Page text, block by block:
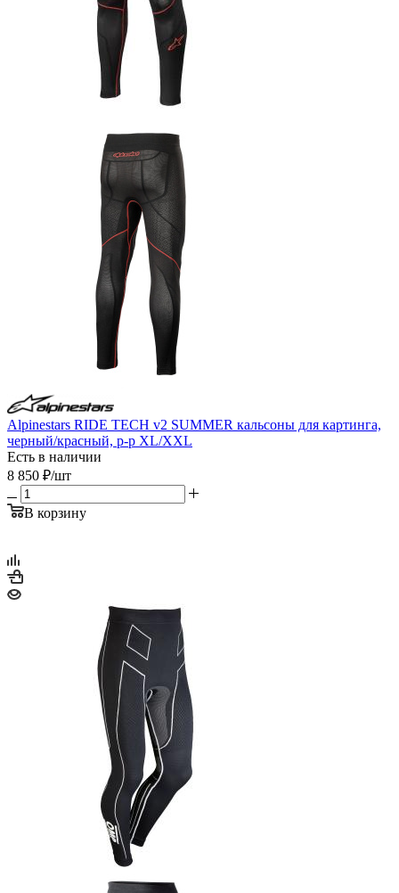
Alpinestars RIDE TECH v2 SUMMER кальсоны для картинга,
черный/красный, р-р XL/XXL
Есть в наличии
8 850 ₽/шт
В корзину